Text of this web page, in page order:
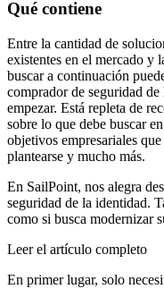
Qué contiene
Entre la cantidad de
existentes en el mercado y
buscar a continuación
comprador de seguridad
empezar. Está repleta de
sobre lo que debe buscar
objetivos empresariales
plantearse y mucho más.
En SailPoint, nos alegra
seguridad de la identidad.
como si busca modernizar
Leer el artículo completo
En primer lugar, solo